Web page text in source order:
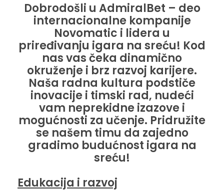
Dobrodošli u AdmiralBet – deo
internacionalne kompanije
Novomatic i lidera u
priređivanju igara na sreću! Kod
nas vas čeka dinamično
okruženje i brz razvoj karijere.
Naša radna kultura podstiče
inovacije i timski rad, nudeći
vam neprekidne izazove i
mogućnosti za učenje. Pridružite
se našem timu da zajedno
gradimo budućnost igara na
sreću!
Edukacija i razvoj